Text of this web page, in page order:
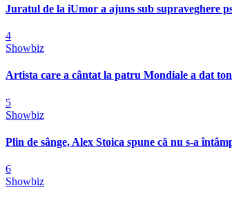
Juratul de la iUmor a ajuns sub supraveghere
4
Showbiz
Artista care a cântat la patru Mondiale a dat
5
Showbiz
Plin de sânge, Alex Stoica spune că nu s-a
6
Showbiz